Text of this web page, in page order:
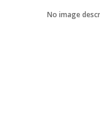
No image